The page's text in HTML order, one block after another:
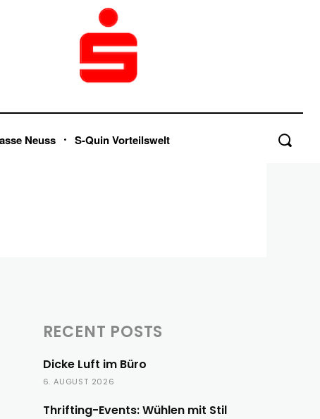
Neuss S-Quin Vorteilswelt
RECENT POSTS
Dicke Luft im Büro
6. AUGUST 2026
Thrifting-Events: Wühlen mit Stil